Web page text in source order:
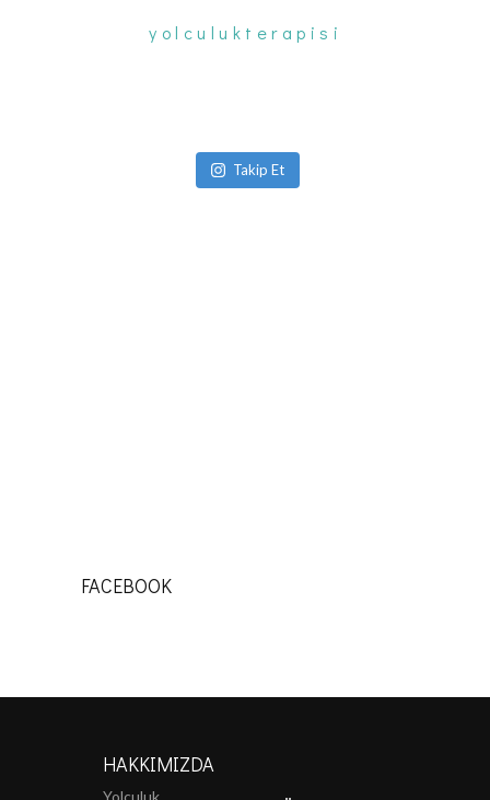
yolculukterapisi
Takip Et
FACEBOOK
HAKKIMIZDA
Yolculuk